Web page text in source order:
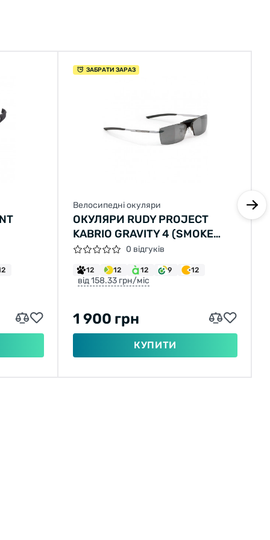
ЗАБРАТИ ЗАРАЗ
Велосипедні окуляри
ОКУЛЯРИ RUDY PROJECT
KABRIO GRAVITY 4 (SMOKE
BLACK GUN METAL)
0 відгуків
12 12 12 9 12
від 158.33 грн/міс
1 900 грн
КУПИТИ